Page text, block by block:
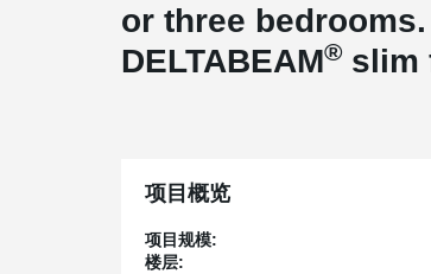
or three
DELTABEAM® slim
项目概览
项目规模:
楼层: